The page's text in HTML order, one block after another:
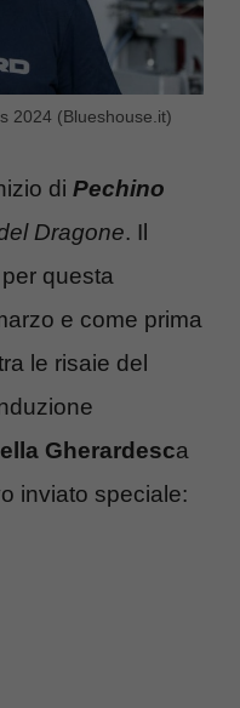
2024 (Blueshouse.it)
di Pechino
Dragone. Il
questa
e come prima
le risaie del
Gherardesca
inviato speciale: